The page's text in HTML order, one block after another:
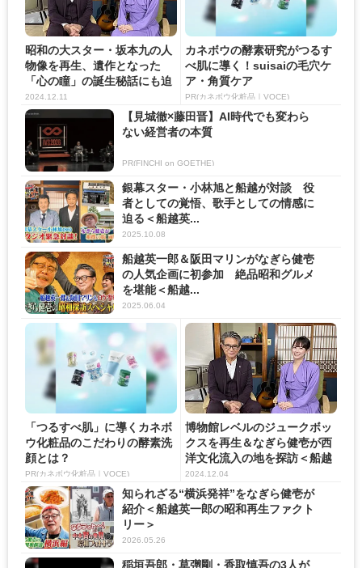
昭和の大スター・坂本九の人
物像を再生、遺作となった
「心の瞳」の誕生秘話にも迫
る＜...
2024.12.11
カネボウの酵素研究がつるす
べ肌に導く！suisaiの毛穴ケ
ア・角質ケア
PR(カネボウ化粧品｜VOCE)
【見城徹×藤田晋】AI時代でも変わら
ない経営者の本質
PR(FINCHI on GOETHE)
銀幕スター・小林旭と船越が対談 役
者としての覚悟、歌手としての情感に
迫る＜船越英...
2025.10.08
船越英一郎＆阪田マリンがなぎら健壱
の人気企画に初参加 絶品昭和グルメ
を堪能＜船越...
2025.06.04
「つるすべ肌」に導くカネボ
ウ化粧品のこだわりの酵素洗
顔とは？
PR(カネボウ化粧品｜VOCE)
博物館レベルのジュークボッ
クスを再生＆なぎら健壱が西
洋文化流入の地を探訪＜船越
英...
2024.12.04
知られざる“横浜発祥”をなぎら健壱が
紹介＜船越英一郎の昭和再生ファクト
リー＞
2026.05.26
稲垣吾郎・草彅剛・香取慎吾の3人が